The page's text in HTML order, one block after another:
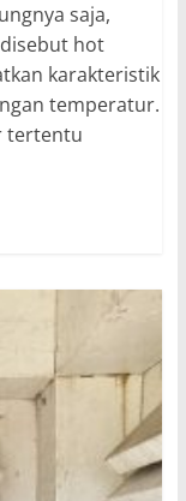
saja,
hot
karakteristik
temperatur.
tertentu